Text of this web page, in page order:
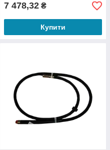
7 478,32 ₴
Купити